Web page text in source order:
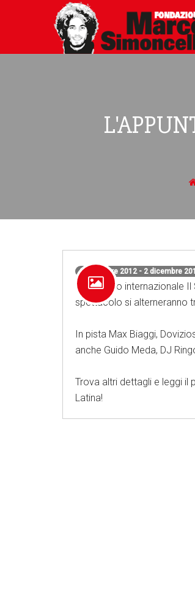
2 dicembre 2012 - 2 dicembre
Sul circuito internazionale
spettacolo si alterneranno
In pista Max Biaggi,
anche Guido Meda, DJ
Trova altri dettagli e leggi il
Latina!